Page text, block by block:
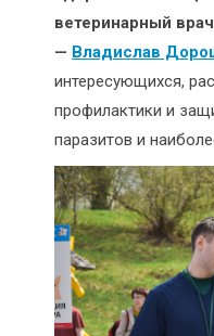
ветеринарный
— Владислав
интересующихся,
профилактики и
паразитов и